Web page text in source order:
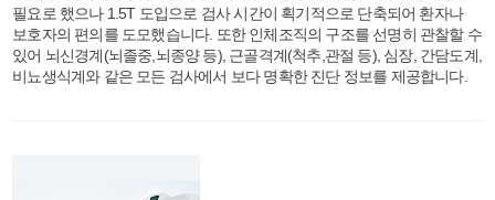
필요로 했으나 1.5T 도입으로 검사 시간이 획기적으로 단축되어 환자나
보호자의 편의를 도모했습니다. 또한 인체조직의 구조를 선명히 관찰할 수
있어 뇌신경계(뇌졸중,뇌종양 등), 근골격계(척추,관절 등), 심장, 간담도계,
비뇨생식계와 같은 모든 검사에서 보다 명확한 진단 정보를 제공합니다.